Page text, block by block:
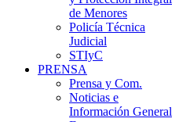
de Menores
Policía Técnica
Judicial
STIyC
PRENSA
Prensa y Com.
Noticias e
Información General